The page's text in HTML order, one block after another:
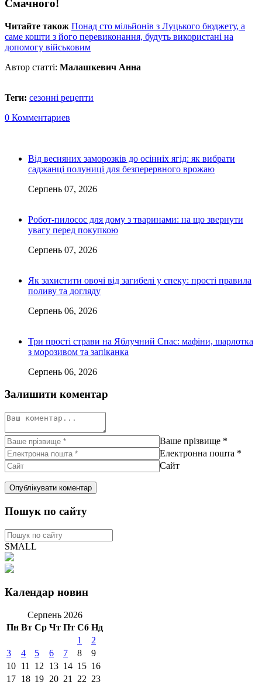
Смачного!
Читайте також Понад сто мільйонів з Луцького бюджету, а
саме кошти з його перевиконання, будуть використані на
допомогу військовим
Автор статті: Малашкевич Анна
Теги: сезонні рецепти
0 Комментариев
Від весняних заморозків до осінніх ягід: як вибрати
саджанці полуниці для безперервного врожаю
Серпень 07, 2026
Робот-пилосос для дому з тваринами: на що звернути
увагу перед покупкою
Серпень 07, 2026
Як захистити овочі від загибелі у спеку: прості правила
поливу та догляду
Серпень 06, 2026
Три прості страви на Яблучний Спас: мафіни, шарлотка
з морозивом та запіканка
Серпень 06, 2026
Залишити коментар
Ваше прізвище *
Електронна пошта *
Сайт
Пошук по сайту
SMALL
Календар новин
Серпень 2026
Пн Вт Ср Чт Пт Сб Нд
1
2
3
4 5 6 7 8
9
10 11 12 13 14 15 16
17 18 19 20 21 22 23